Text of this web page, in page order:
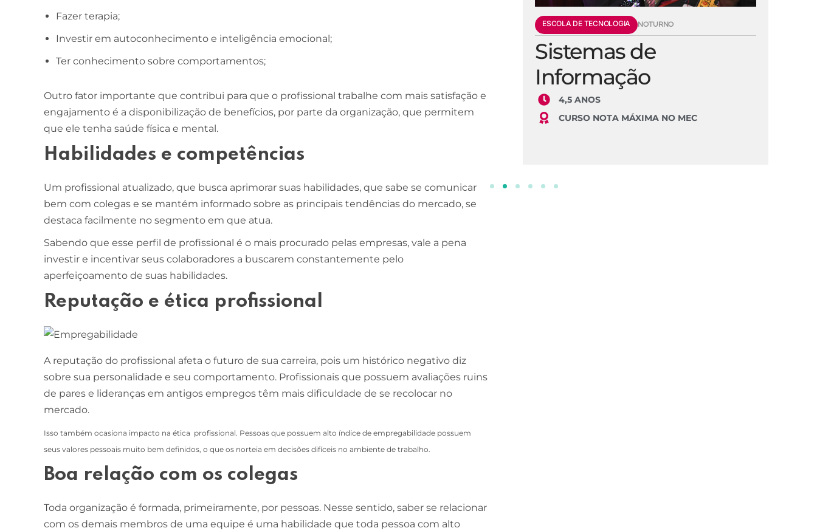
Fazer terapia;
Investir em autoconhecimento e inteligência emocional;
Ter conhecimento sobre comportamentos;
Outro fator importante que contribui para que o profissional trabalhe com mais satisfação e
engajamento é a disponibilização de benefícios, por parte da organização, que permitem
que ele tenha saúde física e mental.
Habilidades e competências
Um profissional atualizado, que busca aprimorar suas habilidades, que sabe se comunicar
bem com colegas e se mantém informado sobre as principais tendências do mercado, se
destaca facilmente no segmento em que atua.
Sabendo que esse perfil de profissional é o mais procurado pelas empresas, vale a pena
investir e incentivar seus colaboradores a buscarem constantemente pelo
aperfeiçoamento de suas habilidades.
Reputação e ética profissional
A reputação do profissional afeta o futuro de sua carreira, pois um histórico negativo diz
sobre sua personalidade e seu comportamento. Profissionais que possuem avaliações ruins
de pares e lideranças em antigos empregos têm mais dificuldade de se recolocar no
mercado.
Isso também ocasiona impacto na ética profissional. Pessoas que possuem alto índice de empregabilidade possuem
seus valores pessoais muito bem definidos, o que os norteia em decisões difíceis no ambiente de trabalho.
Boa relação com os colegas
Toda organização é formada, primeiramente, por pessoas. Nesse sentido, saber se relacionar
com os demais membros de uma equipe é uma habilidade que toda pessoa com alto
Contábeis
MELHOR CURSO PRIVADO DE SÃO LUÍS -
ENADE/MEC
Processos Gerenciais
INSCREVA-SE!
ESCOLA DE TECNOLOGIA NOTURNO
Sistemas de
Informação
4,5 ANOS
CURSO NOTA MÁXIMA NO MEC